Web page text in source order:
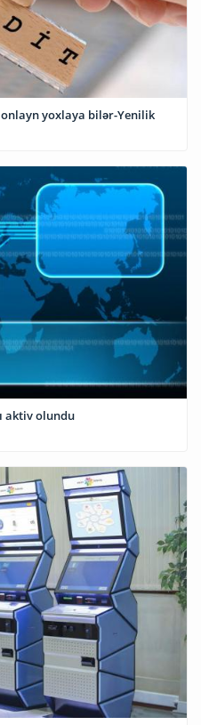
yoxlaya bilər-Yenilik
aktiv olundu